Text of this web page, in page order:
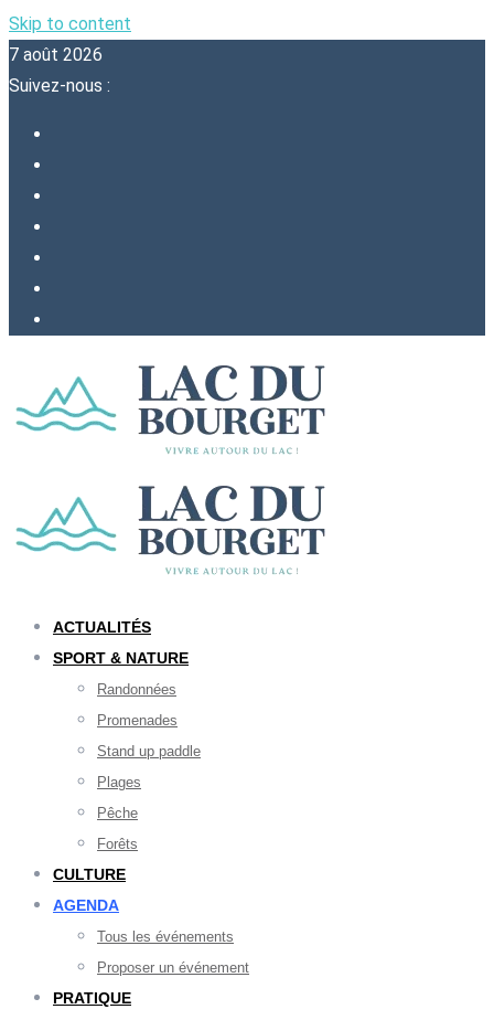
Skip to content
7 août 2026
Suivez-nous :
ACTUALITÉS
SPORT & NATURE
Randonnées
Promenades
Stand up paddle
Plages
Pêche
Forêts
CULTURE
AGENDA
Tous les événements
Proposer un événement
PRATIQUE